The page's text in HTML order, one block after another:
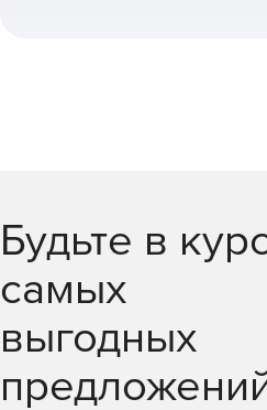
Будьте в
самых
выгодных